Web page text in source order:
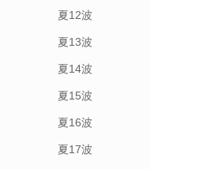
夏12波
夏13波
夏14波
夏15波
夏16波
夏17波